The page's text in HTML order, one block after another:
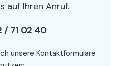
auf Ihren Anruf.
/ 71 02 40
unsere Kontaktformulare